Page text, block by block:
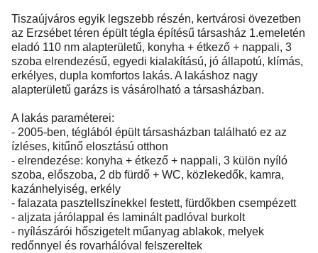
Tiszaújváros egyik legszebb részén, kertvárosi övezetben
az Erzsébet téren épült tégla építésű társasház 1.emeletén
eladó 110 nm alapterületű, konyha + étkező + nappali, 3
szoba elrendezésű, egyedi kialakítású, jó állapotú, klímás,
erkélyes, dupla komfortos lakás. A lakáshoz nagy
alapterületű garázs is vásárolható a társasházban.
A lakás paraméterei:
- 2005-ben, téglából épült társasházban található ez az
ízléses, kitűnő elosztású otthon
- elrendezése: konyha + étkező + nappali, 3 külön nyíló
szoba, előszoba, 2 db fürdő + WC, közlekedők, kamra,
kazánhelyiség, erkély
- falazata pasztellszínekkel festett, fürdőkben csempézett
- aljzata járólappal és laminált padlóval burkolt
- nyílászárói hőszigetelt műanyag ablakok, melyek
redőnnyel és rovarhálóval felszereltek